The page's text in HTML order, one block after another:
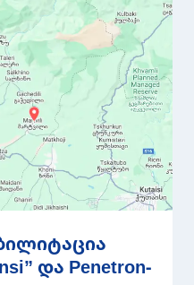
და Penetron-